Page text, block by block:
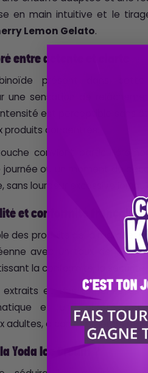
en main intuitive et le
Lemon Gelato.
entre détente et clarté
présent dans
une sensation de
est perceptible sans
concentrés.
convient
ou un moment de
sans lourdeur excessive
et conformité française
des produits de la marque,
avec un taux de THC
la conformité, la sécurité
et des terpènes est
et une pureté
adultes, à consommer de
Yoda Ice Cream ?